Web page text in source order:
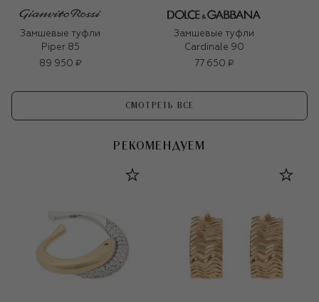
Замшевые туфли
Piper 85
89 950 ₽
Замшевые туфли
Cardinale 90
77 650 ₽
СМОТРЕТЬ ВСЕ
РЕКОМЕНДУЕМ